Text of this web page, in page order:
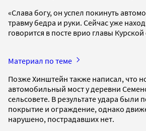
«Слава богу, он успел покинуть
травму бедра и руки. Сейчас уже
говорится в посте врио главы
Материал по теме
Позже Хинштейн также написал, что
автомобильный мост у деревни
сельсовете. В результате удара были
покрытие и ограждение, однако
нарушено, пострадавших нет.